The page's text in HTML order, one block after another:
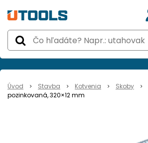
Úvod Stavba Kotvenia Skoby
pozinkovaná, 320×12 mm